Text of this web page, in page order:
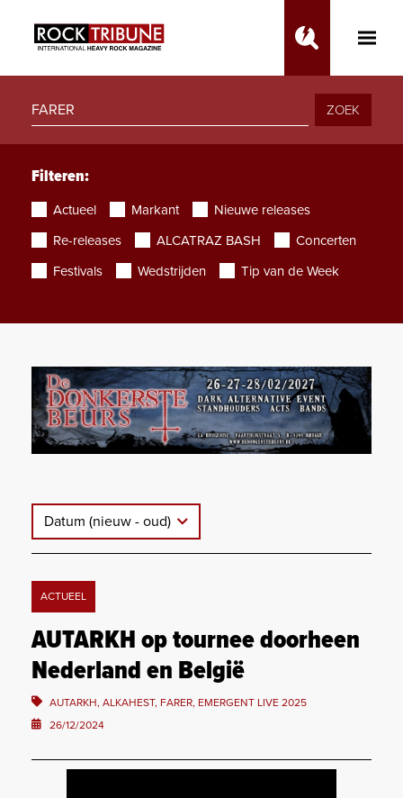
Toggle
ZOEK
Filteren:
Actueel Markant
Nieuwe releases
Re-releases
ALCATRAZ BASH
Concerten
Festivals
Wedstrijden Tip van de Week
Datum (nieuw - oud)
ACTUEEL
AUTARKH op tournee doorheen
Nederland en België
AUTARKH, ALKAHEST, FARER, EMERGENT LIVE 2025
26/12/2024